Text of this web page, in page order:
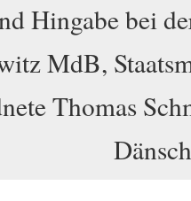
Hingabe bei
MdB,
Thomas